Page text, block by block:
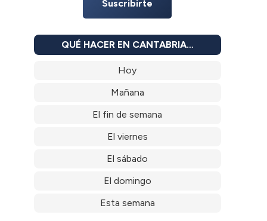
Suscribirte
QUÉ HACER EN CANTABRIA…
Hoy
Mañana
El fin de semana
El viernes
El sábado
El domingo
Esta semana